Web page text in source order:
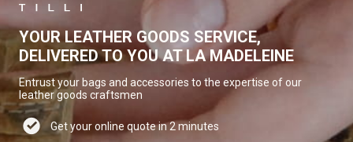
YOUR LEATHER GOODS SERVICE,
DELIVERED TO YOU AT LA MADELEINE
Entrust your bags and accessories to the expertise of our
leather goods craftsmen
Get your online quote in 2 minutes